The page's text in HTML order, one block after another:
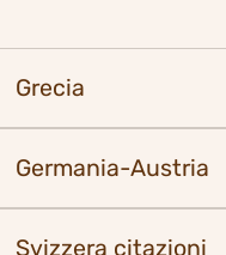
Grecia
Germania-Austria
Svizzera citazioni